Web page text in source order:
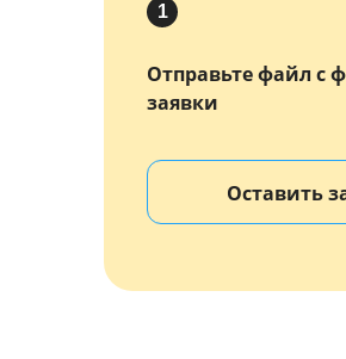
1
Отправьте файл с
заявки
Оставить